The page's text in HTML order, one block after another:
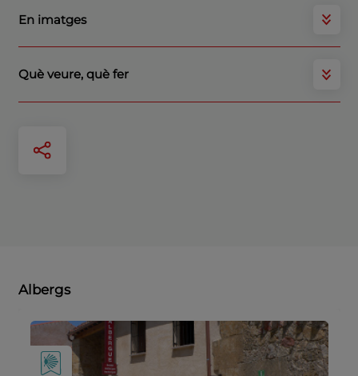
En imatges
Què veure, què fer
Albergs